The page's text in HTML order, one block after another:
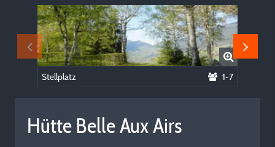
Stellplatz 1-7
Hütte Belle Aux Airs